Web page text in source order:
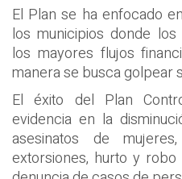
El Plan se ha enfocado
los municipios donde
los mayores flujos
manera se busca golpear
El éxito del Plan
evidencia en la
asesinatos de
extorsiones, hurto y